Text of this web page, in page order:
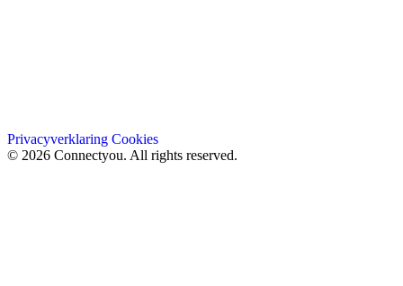
Privacyverklaring Cookies
© 2026 Connectyou. All rights reserved.